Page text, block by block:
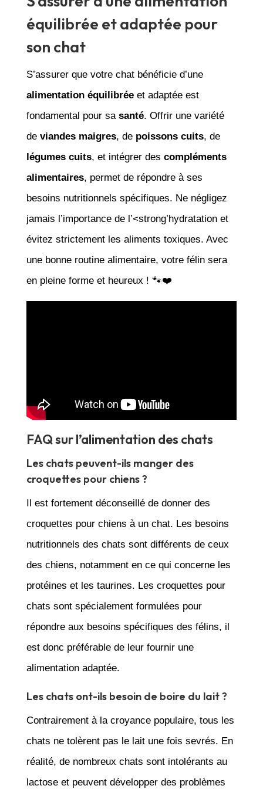
équilibrée et adaptée pour
son chat
S’assurer que votre chat bénéficie d’une
alimentation équilibréeet adaptée est
fondamental pour sa santé. Offrir une variété
de viandes maigres, de poissons cuits, de
légumes cuits, et intégrer des compléments
alimentaires, permet de répondre à ses
besoins nutritionnels spécifiques. Ne négligez
jamais l’importance de l’<strong’hydratation et
évitez strictement les aliments toxiques. Avec
une bonne routine alimentaire, votre félin sera
en pleine forme et heureux ! 🐾❤️
FAQ sur l’alimentation des chats
Les chats peuvent-ils manger des
croquettes pour chiens ?
Il est fortement déconseillé de donner des
croquettes pour chiens à un chat. Les besoins
nutritionnels des chats sont différents de ceux
des chiens, notamment en ce qui concerne les
protéines et les taurines. Les croquettes pour
chats sont spécialement formulées pour
répondre aux besoins spécifiques des félins, il
est donc préférable de leur fournir une
alimentation adaptée.
Les chats ont-ils besoin de boire du lait ?
Contrairement à la croyance populaire, tous les
chats ne tolèrent pas le lait une fois sevrés. En
réalité, de nombreux chats sont intolérants au
lactose et peuvent développer des problèmes